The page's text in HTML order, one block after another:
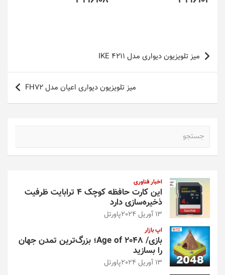
راهبری
نوشتهمیز تلویزیون دیواری مدل IKE 4211
میز تلویزیون دیواری اعیان مدل FH72
اخبار فناوری
این کارت حافظه کوچک ۴ ترابایت ظرفیت
ذخیره‌سازی دارد
13 آوریل 2024 پاورتل
اپ بازار
بازی/ Age of 2048؛ بزرگ‌ترین تمدن جهان
را بسازید
13 آوریل 2024 پاورتل